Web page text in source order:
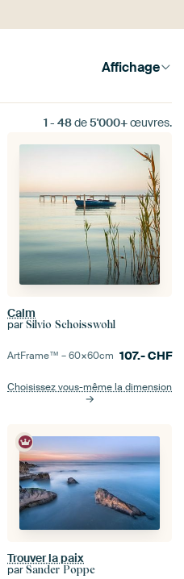
Affichage
1 - 48de5'000+œuvres.
Calm
par Silvio Schoisswohl
ArtFrame™ –60×60cm 107.-CHF
Choisissez vous-même la dimension
Trouver la paix
par Sander Poppe